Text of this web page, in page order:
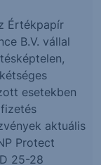
Értékpapír
B.V. vállal
esetekben
aktuális
Protect
25-28